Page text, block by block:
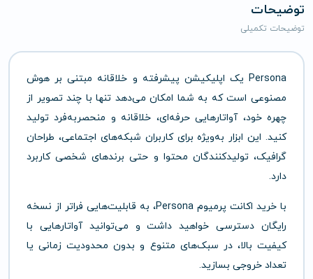
توضیحات
توضیحات تکمیلی
Persona یک اپلیکیشن پیشرفته و خلاقانه مبتنی بر هوش
مصنوعی استکه به شما امکان می‌دهد تنها با چندتصویر از
چهرهخود،آواتارهاییحرفه‌ای، خلاقانه و منحصر‌به‌فرد تولید
کنید. این ابزار به‌ویژه برایکاربران شبکه‌های اجتماعی، طراحان
گرافیک،تولیدکنندگان محتوا و حتی برندهای شخصیکاربرد
دارد.
با خرید اکانت پرمیوم Persona، به قابلیت‌هایی فراتر از نسخه
رایگان دسترسی خواهید داشت و می‌توانیدآواتارهایی با
کیفیت بالا،در سبک‌های متنوع و بدون محدودیت زمانی یا
تعداد خروجی بسازید.